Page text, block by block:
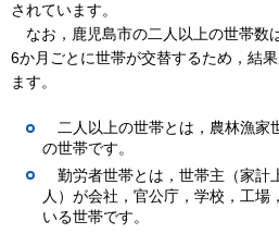
されています。
なお ，鹿児島市の二人以上の世帯
6か月ごとに世帯が交替するため，結
ます。
二人以上の世帯とは，農林漁家
の世帯です。
勤労者世帯とは，世帯主（家計
人）が会社，官公庁，学校，工場
いる世帯です。